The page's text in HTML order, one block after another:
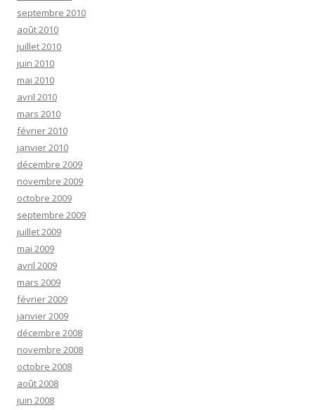
septembre 2010
août 2010
juillet 2010
juin 2010
mai 2010
avril 2010
mars 2010
février 2010
janvier 2010
décembre 2009
novembre 2009
octobre 2009
septembre 2009
juillet 2009
mai 2009
avril 2009
mars 2009
février 2009
janvier 2009
décembre 2008
novembre 2008
octobre 2008
août 2008
juin 2008